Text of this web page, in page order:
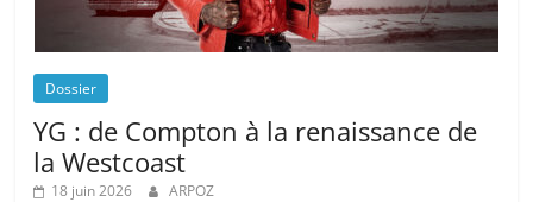
Dossier
YG : de Compton à la renaissance de
la Westcoast
18 juin 2026 ARPOZ